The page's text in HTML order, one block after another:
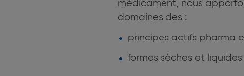
médicament, nous
domaines des :
principes actifs pharma
formes sèches et liquides